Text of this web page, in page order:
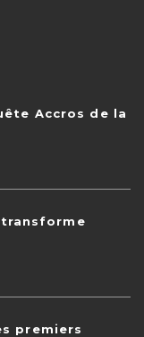
Accros de la
premiers